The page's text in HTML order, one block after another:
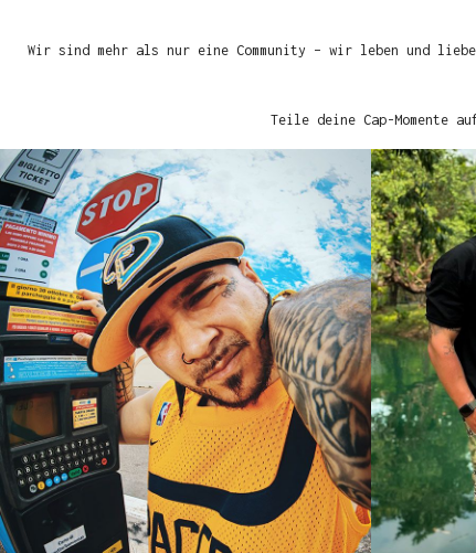
Wir sind mehr als nur eine Community – wir leben und
Teile deine Cap-Momente